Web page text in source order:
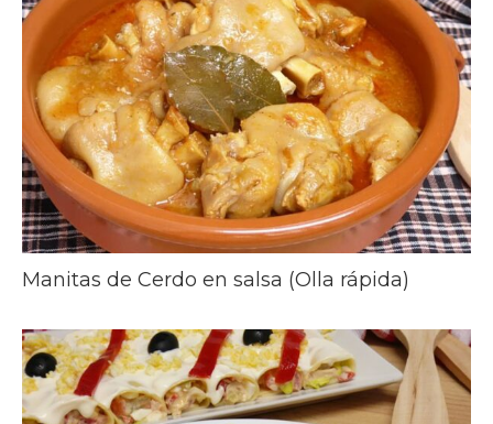
Manitas de Cerdo en salsa (Olla rápida)